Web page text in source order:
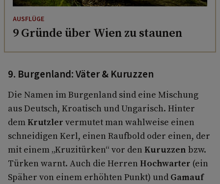
AUSFLÜGE
9 Gründe über Wien zu staunen
9. Burgenland: Väter & Kuruzzen
Die Namen im Burgenland sind eine Mischung
aus Deutsch, Kroatisch und Ungarisch. Hinter
demKrutzler vermutet man wahlweise einen
schneidigen Kerl, einen Raufbold oder einen, der
mit einem „Kruzitürken“ vor den Kuruzzen bzw.
Türken warnt. Auch die Herren Hochwarter (ein
Späher von einem erhöhten Punkt) und Gamauf